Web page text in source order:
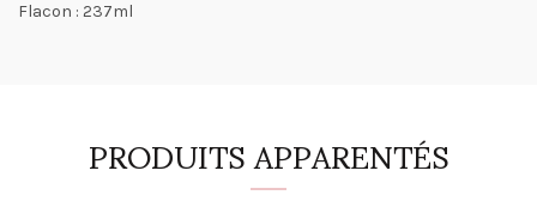
Flacon : 237ml
PRODUITS APPARENTÉS